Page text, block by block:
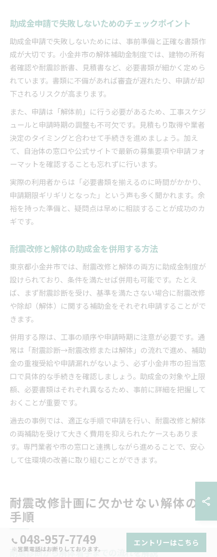
助成金申請で失敗しないためのチェックポイント
助成金申請で失敗しないためには、事前準備と正確な書類作
成が大切です。小金井市の解体補助金制度では、建物の所有
者確認や耐震診断書、見積書など、必要書類が細かく定めら
れています。書類に不備があれば審査が遅れたり、申請が却
下されるリスクが高まります。
また、申請は「解体前」に行う必要があるため、工事スケジ
ュールと申請時期の調整も不可欠です。見積もり取得や業者
決定のタイミングと合わせて手続きを進めましょう。加え
て、自治体の窓口や公式サイトで最新の募集要項や申請フォ
ーマットを確認することも忘れずに行います。
実際の利用者からは「必要書類を揃えるのに時間がかかり、
申請期限ギリギリとなった」という声も多く聞かれます。余
裕を持った準備と、疑問点は早めに相談することが成功のカ
ギです。
耐震改修と解体の助成金を併用する方法
東京都小金井市では、耐震改修と解体の両方に助成金制度が
設けられており、条件を満たせば併用も可能です。たとえ
ば、まず耐震診断を受け、基準を満たさない場合に耐震改修
や除却（解体）に関する補助金をそれぞれ申請することがで
きます。
併用する際は、工事の順序や申請時期に注意が必要です。通
常は「耐震診断→耐震改修または解体」の流れで進め、補助
金の重複受給や申請漏れがないよう、必ず小金井市の担当窓
口で具体的な手続きを確認しましょう。助成金の対象や上限
額、必要書類はそれぞれ異なるため、事前に詳細を把握して
おくことが重要です。
過去の事例では、適正な手順で申請を行い、耐震改修と解体
の両補助を受けて大きく費用を抑えられたケースもありま
す。専門業者や市の窓口と連携しながら進めることで、安心
して住環境の改善に取り組むことができます。
耐震改修計画に欠かせない解体の
手順
耐震診断から解体着手までの流れを解説
048-957-7749
※営業電話はお断りしております。
エントリーはこちら